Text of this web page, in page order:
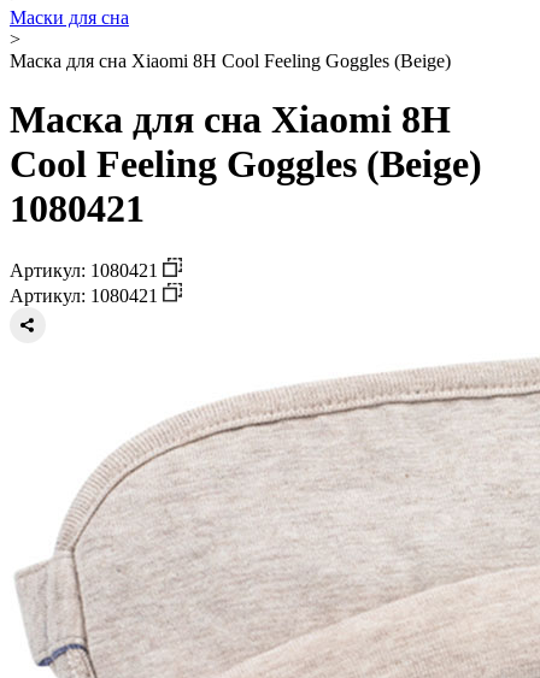
Маски для сна
>
Маска для сна Xiaomi 8H Cool Feeling Goggles (Beige)
Маска для сна Xiaomi 8H
Cool Feeling Goggles (Beige)
1080421
Артикул: 1080421
Артикул: 1080421